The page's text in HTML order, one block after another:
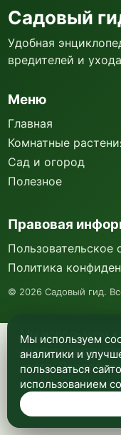
Мы используем
анализа
сайта.
Садовый
Удобная
вредителей и
Меню
Главная
Комнатные
Сад и огород
Полезное
Правовая
Пользовательское
Политика
© 2026 Садовый гид.
Мы используем
аналитики и
пользоваться
использованием